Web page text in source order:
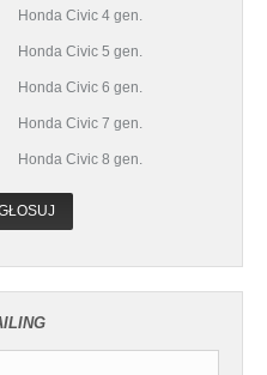
Honda Civic 4 gen.
Honda Civic 5 gen.
Honda Civic 6 gen.
Honda Civic 7 gen.
Honda Civic 8 gen.